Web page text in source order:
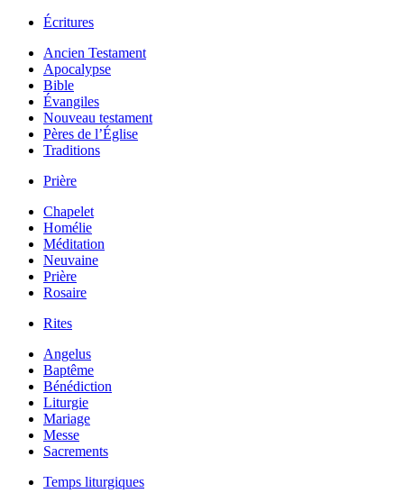
Écritures
Ancien Testament
Apocalypse
Bible
Évangiles
Nouveau testament
Pères de l’Église
Traditions
Prière
Chapelet
Homélie
Méditation
Neuvaine
Prière
Rosaire
Rites
Angelus
Baptême
Bénédiction
Liturgie
Mariage
Messe
Sacrements
Temps liturgiques